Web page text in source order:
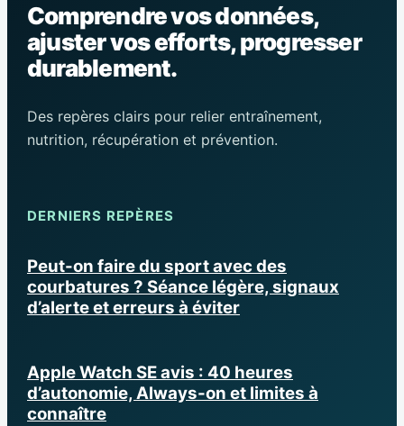
Comprendre vos données,
ajuster vos efforts, progresser
durablement.
Des repères clairs pour relier entraînement,
nutrition, récupération et prévention.
DERNIERS REPÈRES
Peut-on faire du sport avec des
courbatures ? Séance légère, signaux
d’alerte et erreurs à éviter
Apple Watch SE avis : 40 heures
d’autonomie, Always-on et limites à
connaître